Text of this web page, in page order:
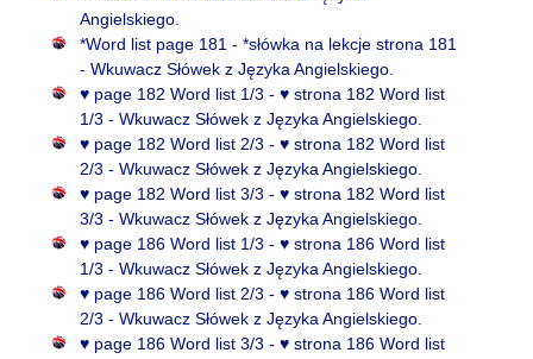
Angielskiego.
*Word list page 181 - *słówka na lekcje strona 181
- Wkuwacz Słówek z Języka Angielskiego.
♥ page 182 Word list 1/3 - ♥ strona 182 Word list
1/3 - Wkuwacz Słówek z Języka Angielskiego.
♥ page 182 Word list 2/3 - ♥ strona 182 Word list
2/3 - Wkuwacz Słówek z Języka Angielskiego.
♥ page 182 Word list 3/3 - ♥ strona 182 Word list
3/3 - Wkuwacz Słówek z Języka Angielskiego.
♥ page 186 Word list 1/3 - ♥ strona 186 Word list
1/3 - Wkuwacz Słówek z Języka Angielskiego.
♥ page 186 Word list 2/3 - ♥ strona 186 Word list
2/3 - Wkuwacz Słówek z Języka Angielskiego.
♥ page 186 Word list 3/3 - ♥ strona 186 Word list